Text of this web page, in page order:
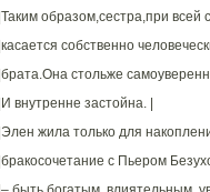
|Таким образом,сестра,при
|касается собственно
|брата.Она стольже
|И внутренне застойна. |
|Элен жила только для
|бракосочетание с Пьером